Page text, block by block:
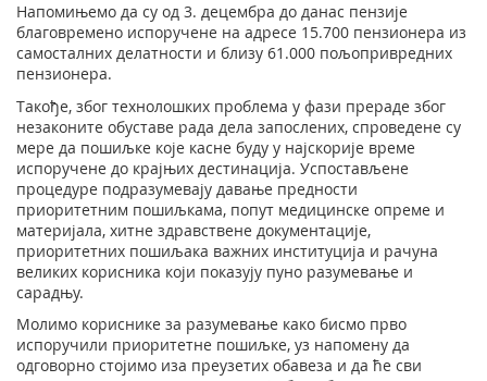
Напомињемо да су од 3. децембра до данас пензије
благовремено испоручене на адресе 15.700 пензионера из
самосталних делатности и близу 61.000 пољопривредних
пензионера.
Такође, због технолошких проблема у фази прераде због
незаконите обуставе рада дела запослених, спроведене су
мере да пошиљке које касне буду у најскорије време
испоручене до крајњих дестинација. Успостављене
процедуре подразумевају давање предности
приоритетним пошиљкама, попут медицинске опреме и
материјала, хитне здравствене документације,
приоритетних пошиљака важних институција и рачуна
великих корисника који показују пуно разумевање и
сарадњу.
Молимо кориснике за разумевање како бисмо прво
испоручили приоритетне пошиљке, уз напомену да
одговорно стојимо иза преузетих обавеза и да ће сви